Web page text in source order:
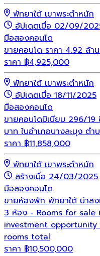
พัทยาใต้ เขาพระตำหนัก
อัปเดตเมื่อ 02/09/
มือสองคอนโด
ขายคอนโด ราคา 4.92 ล้า
ราคา ฿4,925,000
พัทยาใต้ เขาพระตำหนัก
อัปเดตเมื่อ 18/11/2025
มือสองคอนโด
ขายคอนโดมิเนียม 296/19
บาท ในอำเภอบางละมุง ต
ราคา ฿11,858,000
พัทยาใต้ เขาพระตำหนัก
สร้างเมื่อ 24/03/2025
มือสองคอนโด
ขายห้องพัก พัทยาใต้ น่าลง
3 ห้อง - Rooms for sale
investment
rooms total
ราคา ฿10,500,000